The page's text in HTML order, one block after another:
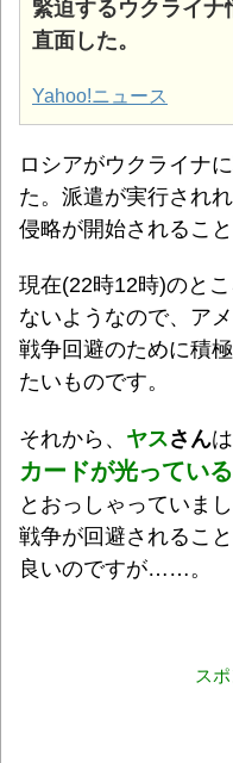
緊迫するウクライ
直面した。
Yahoo!ニュース
ロシアがウクライナ
た。派遣が実行され
侵略が開始されること
現在(22時12時)のと
ないようなので、ア
戦争回避のために積
たいものです。
それから、 ヤスさんは
カードが光ってい
とおっしゃっていま
戦争が回避されるこ
良いのですが……。
ス